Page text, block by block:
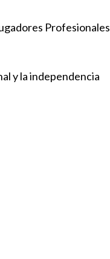
Profesionales
y la independencia